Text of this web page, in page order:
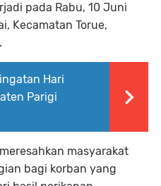
pada Rabu, 10 Juni
Kecamatan Torue,
Hari
Parigi
masyarakat
bagi korban yang